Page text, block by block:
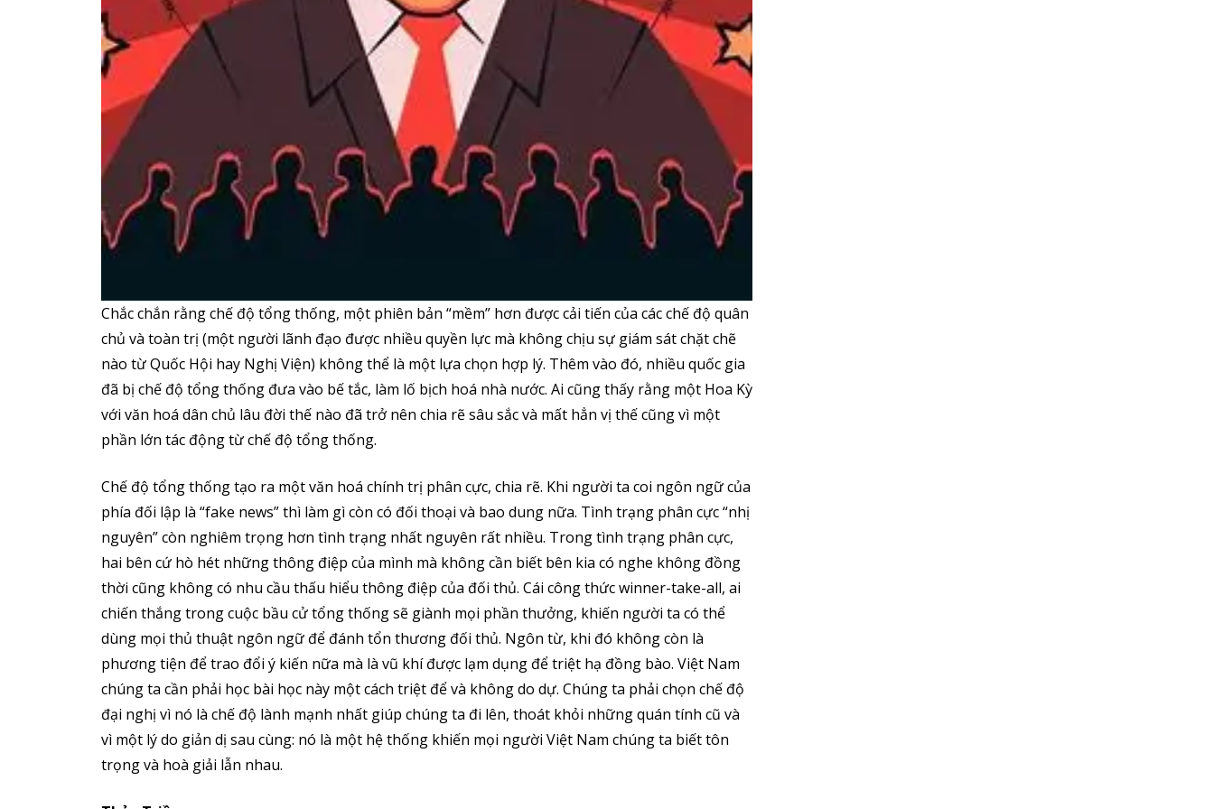
Chắc chắn rằng chế độ tổng thống, một phiên bản “mềm” hơn được cải tiến của các chế độ quân
chủ và toàn trị (một người lãnh đạo được nhiều quyền lực mà không chịu sự giám sát chặt chẽ
nào từ Quốc Hội hay Nghị Viện) không thể là một lựa chọn hợp lý. Thêm vào đó, nhiều quốc gia
đã bị chế độ tổng thống đưa vào bế tắc, làm lố bịch hoá nhà nước. Ai cũng thấy rằng một Hoa Kỳ
với văn hoá dân chủ lâu đời thế nào đã trở nên chia rẽ sâu sắc và mất hẳn vị thế cũng vì một
phần lớn tác động từ chế độ tổng thống.
Chế độ tổng thống tạo ra một văn hoá chính trị phân cực, chia rẽ. Khi người ta coi ngôn ngữ của
phía đối lập là “fake news” thì làm gì còn có đối thoại và bao dung nữa. Tình trạng phân cực “nhị
nguyên” còn nghiêm trọng hơn tình trạng nhất nguyên rất nhiều. Trong tình trạng phân cực,
hai bên cứ hò hét những thông điệp của mình mà không cần biết bên kia có nghe không đồng
thời cũng không có nhu cầu thấu hiểu thông điệp của đối thủ. Cái công thức winner-take-all, ai
chiến thắng trong cuộc bầu cử tổng thống sẽ giành mọi phần thưởng, khiến người ta có thể
dùng mọi thủ thuật ngôn ngữ để đánh tổn thương đối thủ. Ngôn từ, khi đó không còn là
phương tiện để trao đổi ý kiến nữa mà là vũ khí được lạm dụng để triệt hạ đồng bào. Việt Nam
chúng ta cần phải học bài học này một cách triệt để và không do dự. Chúng ta phải chọn chế độ
đại nghị vì nó là chế độ lành mạnh nhất giúp chúng ta đi lên, thoát khỏi những quán tính cũ và
vì một lý do giản dị sau cùng: nó là một hệ thống khiến mọi người Việt Nam chúng ta biết tôn
trọng và hoà giải lẫn nhau.